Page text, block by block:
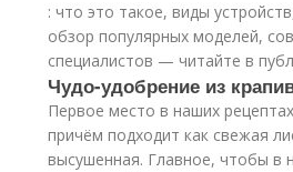
: что это такое, виды
обзор популярных моделей,
специалистов — читайте в
Чудо-удобрение из
Первое место в наших
причём подходит как свежая
высушенная. Главное, чтобы в